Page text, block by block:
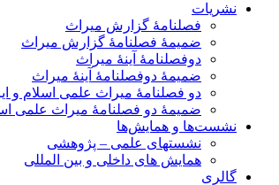
نشریات
فصلنامۀ گزارش میراث
ضمیمۀ فصلنامۀ گزارش میراث
دوفصلنامۀ آینۀ میراث
ضمیمۀ دوفصلنامۀ آینۀ میراث
دو فصلنامۀ میراث علمی اسلام و
ضمیمۀ دو فصلنامۀ میراث علمی
نشست‌ها و همایش‌ها
نشستهای علمی – پژوهشی
همایش های داخلی و بین المللی
گالری